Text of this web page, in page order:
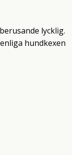
lycklig.
hundkexen